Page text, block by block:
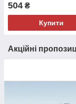
504 ₴
Купити
Акційні